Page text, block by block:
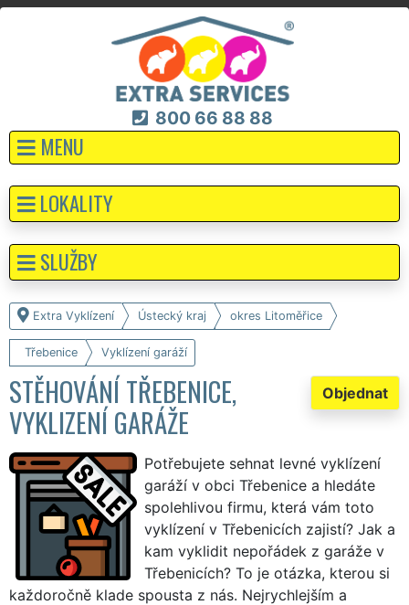
800 66 88 88
MENU
Extra Vyklízení Ústecký kraj okres Litoměřice
Třebenice Vyklízení garáží
Objednat
STĚHOVÁNÍ TŘEBENICE,
VYKLIZENÍ GARÁŽE
Potřebujete sehnat levné vyklízení
garáží v obci Třebenice a hledáte
spolehlivou firmu, která vám toto
vyklízení v Třebenicích zajistí? Jak a
kam vyklidit nepořádek z garáže v
Třebenicích? To je otázka, kterou si
každoročně klade spousta z nás. Nejrychlejším a
LOKALITY
SLUŽBY